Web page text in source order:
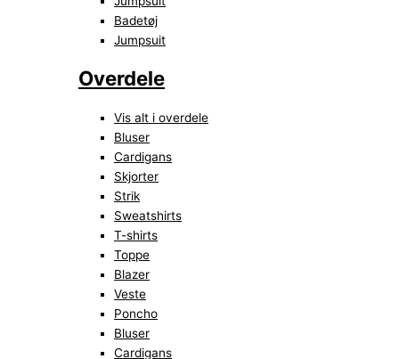
Badetøj
Jumpsuit
Overdele
Vis alt i overdele
Bluser
Cardigans
Skjorter
Strik
Sweatshirts
T-shirts
Toppe
Blazer
Veste
Poncho
Bluser
Cardigans